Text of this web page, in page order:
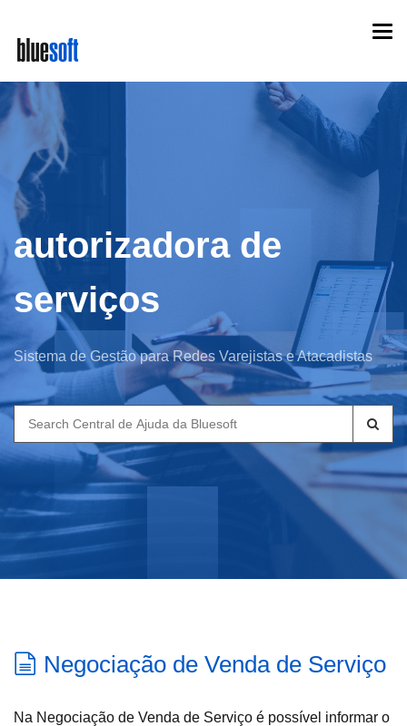
main
content
autorizadora de
serviços
Sistema de Gestão para Redes Varejistas e Atacadistas
Search
for:
Negociação de Venda de Serviço
Na Negociação de Venda de Serviço é possível informar o